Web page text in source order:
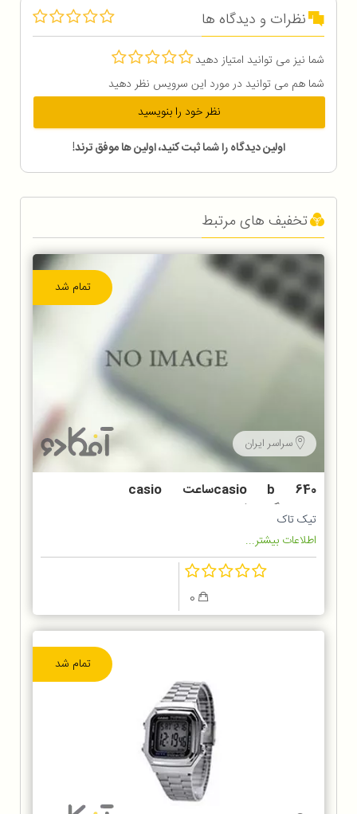
نظرات و دیدگاه ها
شما نیز می توانید امتیاز دهید
شما هم می توانید در مورد این سرویس نظر دهید
نظر خود را بنویسید
اولین دیدگاه را شما ثبت کنید، اولین ها موفق ترند!
تخفیف های مرتبط
تمام شد
سراسر ایران
casio b 640ساعت casio
b640رنگ مشکی
تیک تاک
اطلاعات بیشتر...
تمام شد